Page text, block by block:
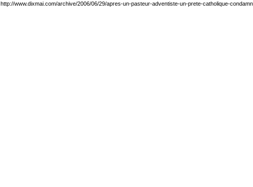
http://www.dixmai.com/archive/2006/06/29/apres-un-pasteur-adventiste-un-prete-catholique-